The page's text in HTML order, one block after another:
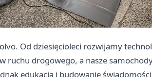
Od dziesięcioleci rozwijamy
ruchu drogowego, a nasze
edukacja i budowanie